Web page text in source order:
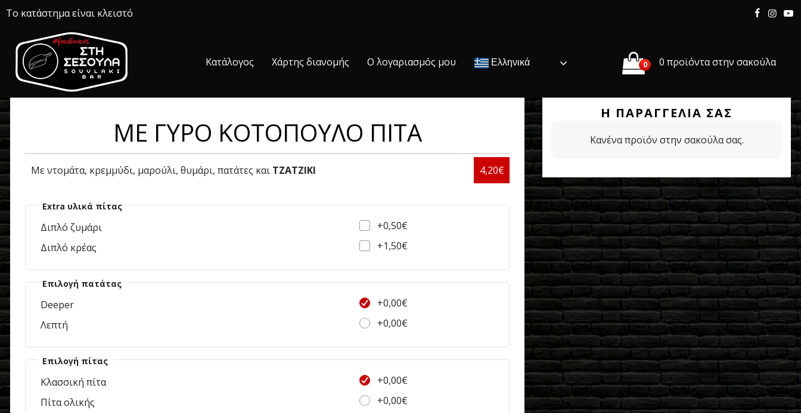
Το κατάστημα είναι κλειστό
Κατάλογος Χάρτης διανομής Ο λογαριασμός μου Ελληνικά 0 0 προϊόντα στην σακούλα
ME ΓΥΡΟ ΚΟΤΟΠΟΥΛΟ ΠΙΤΑ
4,20€
Με ντομάτα, κρεμμύδι, μαρούλι, θυμάρι, πατάτες και ΤΖΑΤΖΙΚΙ
Extra υλικά πίτας
Διπλό ζυμάρι
+0,50€
Διπλό κρέας
+1,50€
Επιλογή πατάτας
Deeper
+0,00€
Λεπτή
+0,00€
Επιλογή πίτας
Κλασσική πίτα
+0,00€
Πίτα ολικής
+0,00€
Η ΠΑΡΑΓΓΕΛΊΑ ΣΑΣ
Κανένα προϊόν στην σακούλα σας.